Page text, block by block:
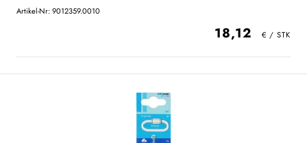
Artikel-Nr: 9012359.0010
18,12